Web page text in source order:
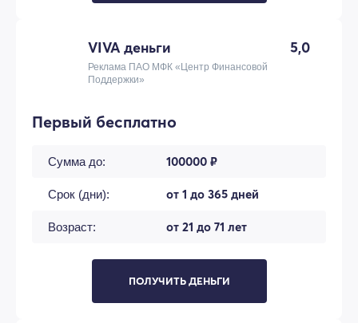
VIVA деньги 5,0
Реклама ПАО МФК «Центр Финансовой
Поддержки»
Первый бесплатно
Сумма до: 100000 ₽
Срок (дни): от 1 до 365 дней
Возраст: от 21 до 71 лет
ПОЛУЧИТЬ ДЕНЬГИ